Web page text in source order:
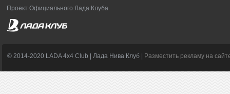
Проект Официального Лада Клуба
© 2014-2020 LADA 4x4 Club | Лада Нива Клуб | Разместить рекламу на